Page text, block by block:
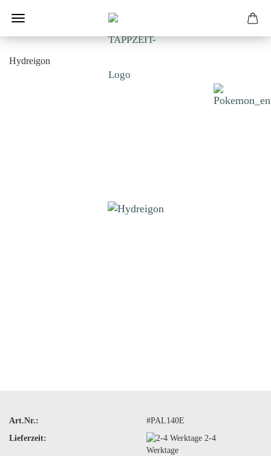
Hydreigon
Art.Nr.:
#PAL140E
Lieferzeit:
2-4
Werktage